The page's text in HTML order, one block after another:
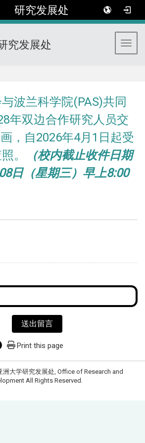
研究发展处
究发展处
波兰科学院(PAS)共同
年双边合作研究人员交
，自2026年4月1日起受
。
（校内截止收件日期
日（星期三）早上8:00
送出留言
Print this page
大学研究发展处, Office of Research and
All Rights Reserved.